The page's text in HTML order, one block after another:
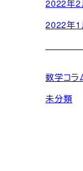
2022年2
2022年1
数学コラ
未分類